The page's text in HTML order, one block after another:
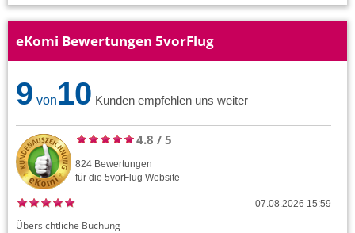
eKomi Bewertungen 5vorFlug
9 von10 Kunden empfehlen uns weiter
4.8 / 5
824 Bewertungen
für die 5vorFlug Website
07.08.2026 15:59
Übersichtliche Buchung